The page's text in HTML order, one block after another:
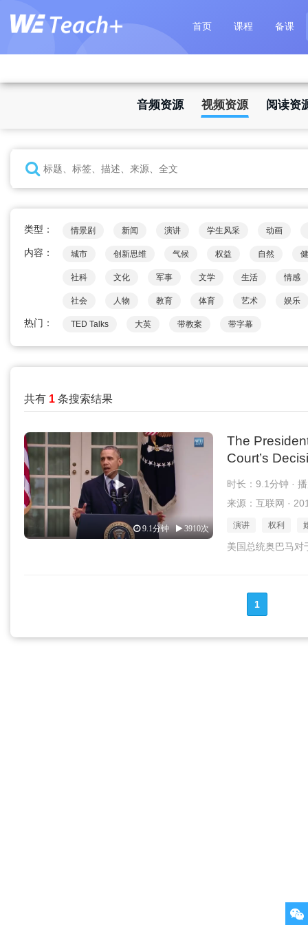
首页 课程 备课
音频资源 视频资源 阅读资
类型： 情景剧 新闻 演讲 学生风采 动画
内容： 城市 创新思维 气候 权益 自然
社科 文化 军事 文学 生活 情感
社会 人物 教育 体育 艺术 娱乐
热门： TED Talks 大英 带教案 带字幕
共有 1 条搜索结果
9.1分钟 3910次
The
Court’s
时长：9.1分钟 ·
来源：互联网 ·
演讲 权利
美国总统奥巴马对
1